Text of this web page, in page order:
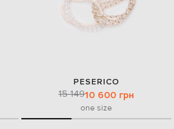
PESERICO
15 14910 600 грн
one size